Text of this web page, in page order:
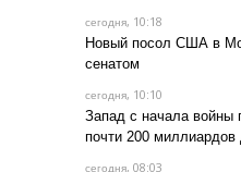
сегодня, 10:18
Новый посол США в
сенатом
сегодня, 10:10
Запад с начала войны
почти 200 миллиардов
сегодня, 08:03